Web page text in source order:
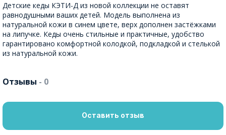
Детские кеды КЭТИ-Д из новой коллекции не оставят
равнодушными ваших детей. Модель выполнена из
натуральной кожи в синем цвете, верх дополнен застёжками
на липучке. Кеды очень стильные и практичные, удобство
гарантировано комфортной колодкой, подкладкой и стелькой
из натуральной кожи.
Отзывы - 0
Оставить отзыв